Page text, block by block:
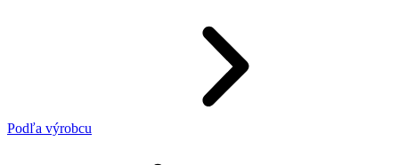
Podľa výrobcu